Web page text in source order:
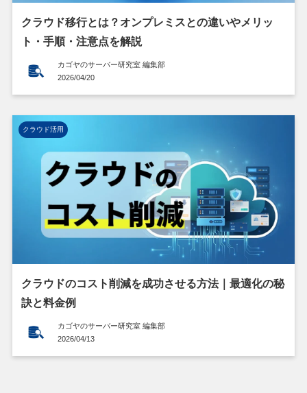
クラウド移行とは？オンプレミスとの違いやメリッ
ト・手順・注意点を解説
カゴヤのサーバー研究室 編集部
2026/04/20
クラウド活用
クラウドのコスト削減を成功させる方法｜最適化の秘
訣と料金例
カゴヤのサーバー研究室 編集部
2026/04/13